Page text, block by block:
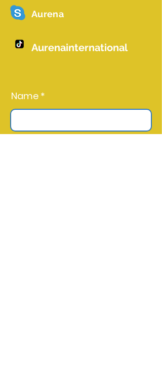
Aurena
Aurenainternational
Name *